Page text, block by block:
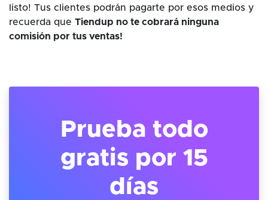
listo! Tus clientes podrán pagarte por esos medios y
recuerda que Tiendup no te cobrará ninguna
comisión por tus ventas!
Prueba todo
gratis por 15
días